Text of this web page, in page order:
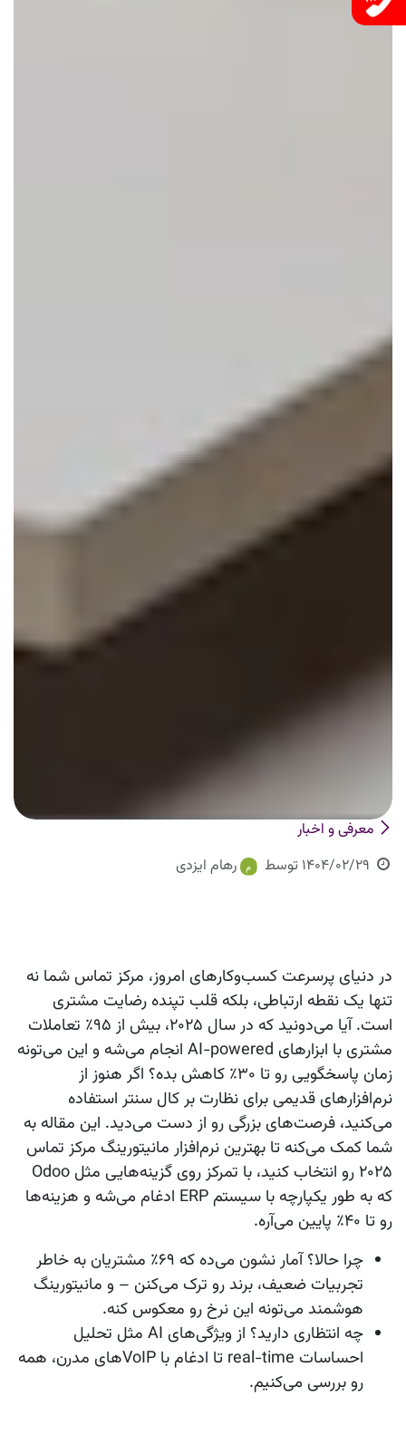
معرفی و اخبار
1404/02/29 توسط رهام ایزدی
در دنیای پرسرعت کسب‌وکارهای امروز، مرکز تماس شما نه
تنها یک نقطه ارتباطی، بلکه قلب تپنده رضایت مشتری
است. آیا می‌دونید که در سال ۲۰۲۵، بیش از ۹۵٪ تعاملات
مشتری با ابزارهای AI-powered انجام می‌شه و این می‌تونه
زمان پاسخگویی رو تا ۳۰٪ کاهش بده؟ اگر هنوز از
نرم‌افزارهای قدیمی برای نظارت بر کال سنتر استفاده
می‌کنید، فرصت‌های بزرگی رو از دست می‌دید. این مقاله به
شما کمک می‌کنه تا بهترین نرم‌افزار مانیتورینگ مرکز تماس
۲۰۲۵ رو انتخاب کنید، با تمرکز روی گزینه‌هایی مثل Odoo
که به طور یکپارچه با سیستم ERP ادغام می‌شه و هزینه‌ها
رو تا ۴۰٪ پایین می‌آره.
چرا حالا؟
آمار نشون می‌ده که ۶۹٪ مشتریان به خاطر
تجربیات ضعیف، برند رو ترک می‌کنن – و مانیتورینگ
هوشمند می‌تونه این نرخ رو معکوس کنه.
چه انتظاری دارید؟
از ویژگی‌های AI مثل تحلیل
احساسات real-time تا ادغام با VoIPهای مدرن، همه
رو بررسی می‌کنیم.